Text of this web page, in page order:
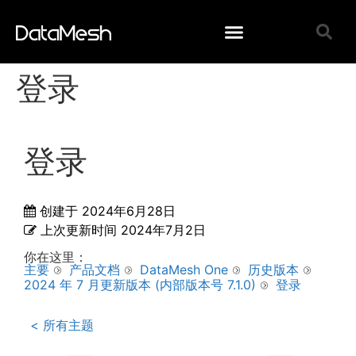
登录
登录
创建于 2024年6月28日
上次更新时间 2024年7月2日
你在这里：
主要
产品文档 DataMesh One
历史版本
2024 年 7 月更新版本 (内部版本号 7.1.0)
登录
< 所有主题